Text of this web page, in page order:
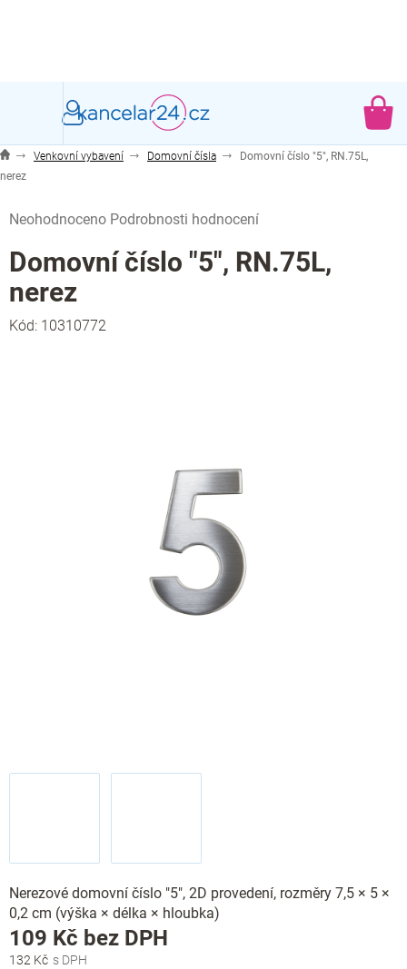
Venkovní vybavení Domovní čísla
Domovní číslo "5", RN.75L,
nerez
hodnocení
produktu
je
0,0
z
5
Neohodnoceno Podrobnosti hodnocení
Domovní číslo "5", RN.75L,
nerez
Kód: 10310772
Nerezové domovní číslo "5", 2D provedení, rozměry 7,5 × 5 ×
0,2 cm (výška × délka × hloubka)
132 Kč
109 Kč bez DPH